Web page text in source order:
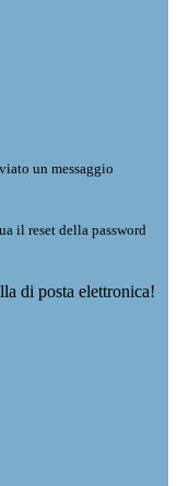
un messaggio
il reset della password
di posta elettronica!